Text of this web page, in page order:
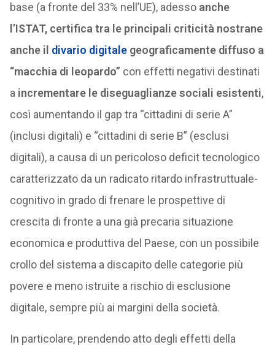
base (a fronte del 33% nell’UE), adessoanche
l’ISTAT, certifica tra le principali criticità nostrane
anche il divario digitalegeograficamente diffuso a
“macchia di leopardo” con effetti negativi destinati
a incrementare le diseguaglianze sociali esistenti,
così aumentando il gap tra “cittadini di serie A”
(inclusi digitali) e “cittadini di serie B” (esclusi
digitali), a causa di un pericoloso deficit tecnologico
caratterizzato da un radicato ritardo infrastruttuale-
cognitivo in grado di frenare le prospettive di
crescita di fronte a una già precaria situazione
economica e produttiva del Paese, con un possibile
crollo del sistema a discapito delle categorie più
povere e meno istruite a rischio di esclusione
digitale, sempre più ai margini della società.
In particolare, prendendo atto degli effetti della